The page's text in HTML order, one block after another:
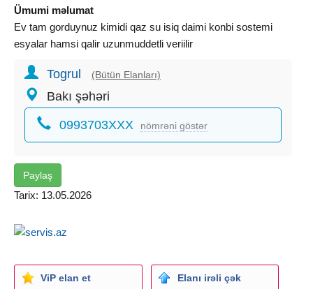
Ümumi məlumat
Ev tam gorduynuz kimidi qaz su isiq daimi konbi sostemi
esyalar hamsi qalir uzunmuddetli veriilir
Togrul (Bütün Elanları)
Bakı şəhəri
0993703XXX nömrəni göstər
Paylaş
Tarix: 13.05.2026
ViP elan et Elanı irəli çək